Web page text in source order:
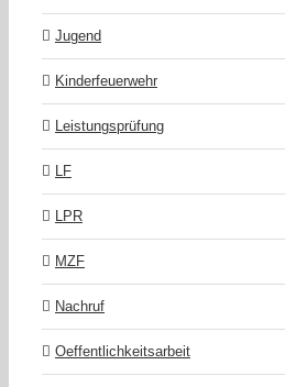
Jugend
Kinderfeuerwehr
Leistungsprüfung
LF
LPR
MZF
Nachruf
Oeffentlichkeitsarbeit